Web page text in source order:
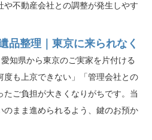
や不動産会社との調整が発生しやす
品整理｜東京に来られなく
愛知県から東京のご実家を片付ける
度も上京できない」「管理会社との
ご負担が大きくなりがちです。当
のまま進められるよう、鍵のお預か